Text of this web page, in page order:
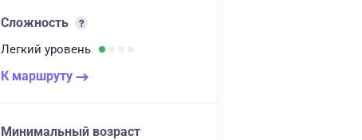
Сложность
Легкий уровень
К маршруту
Минимальный возраст